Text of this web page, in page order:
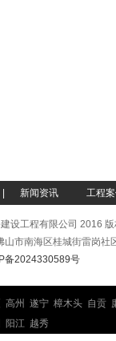
新闻资讯 工程
设工程有限公司 2016
市南海区桂城街雷岗社
备2024330589号
高州 遂宁 樟木头 自贡
阳江 越秀